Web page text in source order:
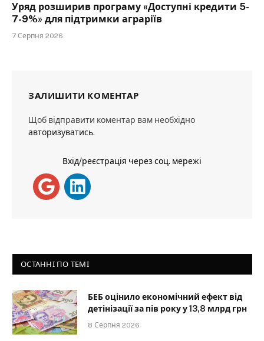
Уряд розширив програму «Доступні кредити 5-
7-9%» для підтримки аграріїв
7 Серпня 2026
ЗАЛИШИТИ КОМЕНТАР
Щоб відправити коментар вам необхідно
авторизуватись.
Вхід/реєстрація через соц. мережі
ОСТАННІ ПО ТЕМІ
БЕБ оцінило економічний ефект від
детінізації за пів року у 13,8 млрд грн
8 Серпня 2026